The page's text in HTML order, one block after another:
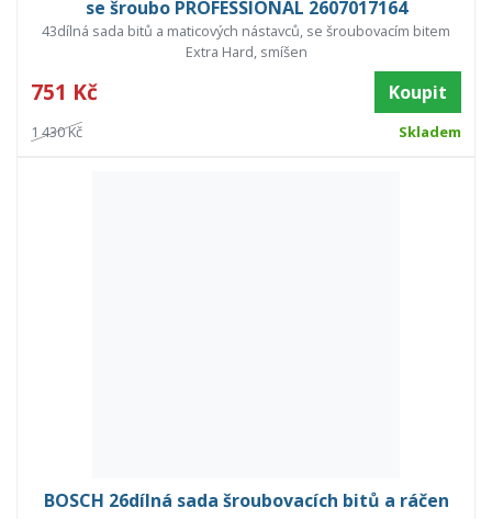
se šroubo PROFESSIONAL 2607017164
43dílná sada bitů a maticových nástavců, se šroubovacím bitem
Extra Hard, smíšen
751 Kč Koupit
1 430 Kč Skladem
BOSCH 26dílná sada šroubovacích bitů a ráčen